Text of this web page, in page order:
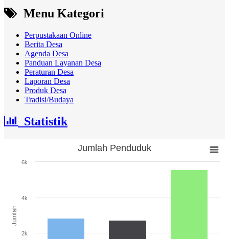
Menu Kategori
Perpustakaan Online
Berita Desa
Agenda Desa
Panduan Layanan Desa
Peraturan Desa
Laporan Desa
Produk Desa
Tradisi/Budaya
Statistik
Jumlah
Jumlah Penduduk
2k
4k
6k